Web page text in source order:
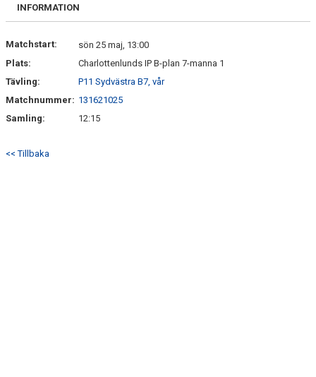
VÅRA LAG
GÄSTBOK
ÖVRIGT
INFORMATION
Matchstart:
sön 25 maj, 13:00
Plats:
Charlottenlunds IP B-plan 7-manna 1
Tävling:
P11 Sydvästra B7, vår
Matchnummer: 131621025
Samling:
12:15
<< Tillbaka